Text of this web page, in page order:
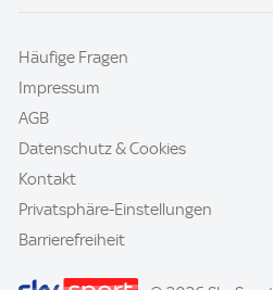
Häufige Fragen
Impressum
AGB
Datenschutz & Cookies
Kontakt
Privatsphäre-Einstellungen
Barrierefreiheit